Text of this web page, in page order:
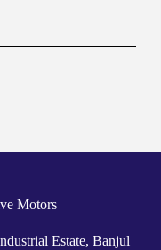
Motors
Estate, Banjul